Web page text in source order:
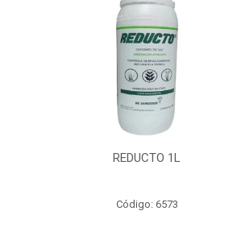
REDUCTO 1L
Código: 6573